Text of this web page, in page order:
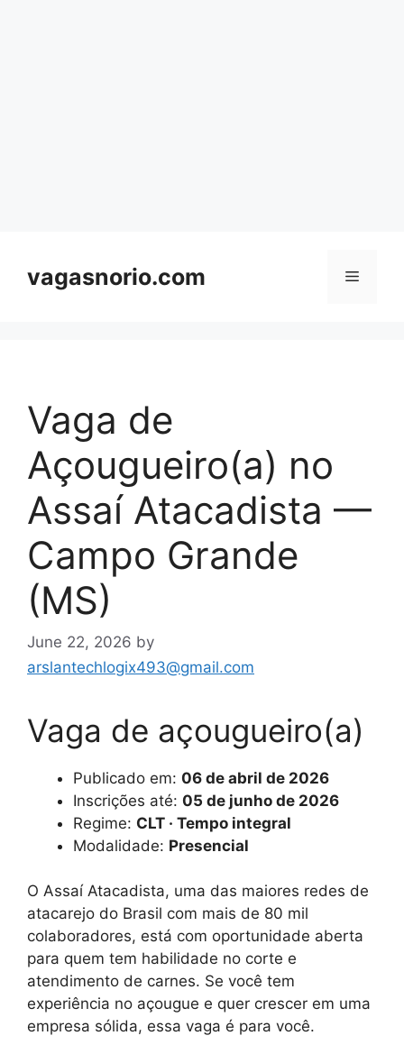
vagasnorio.com Menu
Vaga de
Açougueiro(a) no
Assaí Atacadista —
Campo Grande
(MS)
June 22, 2026 by
arslantechlogix493@gmail.com
Vaga de açougueiro(a)
Publicado em: 06 de abril de 2026
Inscrições até: 05 de junho de 2026
Regime: CLT · Tempo integral
Modalidade: Presencial
O Assaí Atacadista, uma das maiores redes de
atacarejo do Brasil com mais de 80 mil
colaboradores, está com oportunidade aberta
para quem tem habilidade no corte e
atendimento de carnes. Se você tem
experiência no açougue e quer crescer em uma
empresa sólida, essa vaga é para você.